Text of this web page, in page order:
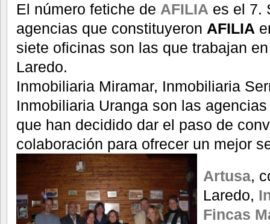
El número fetiche de AFILIA es el 7.
agencias que constituyeron AFILIA
siete oficinas son las que trabajan
Laredo.
Inmobiliaria Miramar, Inmobiliaria
Inmobiliaria Uranga son las
que han decidido dar el paso de
colaboración para ofrecer un mejor
Artusa,
Laredo,
Fincas